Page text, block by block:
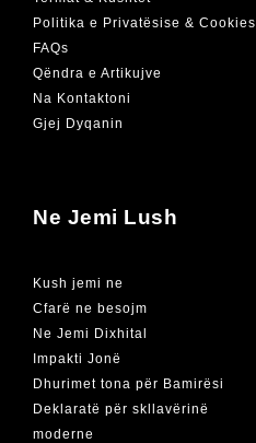
Politika e Privatësise & Cookies
FAQs
Qëndra e Artikujve
Na Kontaktoni
Gjej Dyqanin
Ne Jemi Lush
Kush jemi ne
Cfarë ne besojm
Ne Jemi Dixhital
Impakti Jonë
Dhurimet tona për Bamirësi
Deklaratë për skllavërinë
moderne